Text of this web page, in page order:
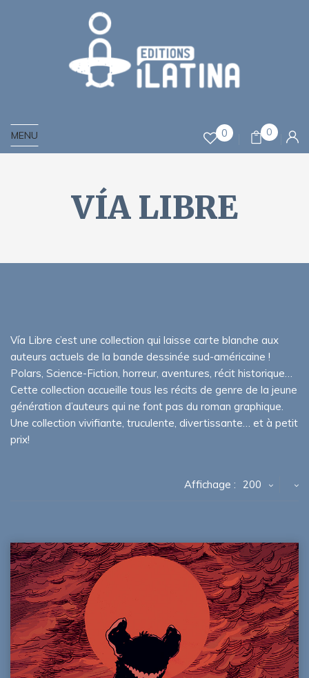
MENU 0 0
VÍA LIBRE
Vía Libre c’est une collection qui laisse carte blanche aux
auteurs actuels de la bande dessinée sud-américaine !
Polars, Science-Fiction, horreur, aventures, récit historique…
Cette collection accueille tous les récits de genre de la jeune
génération d’auteurs qui ne font pas du roman graphique.
Une collection vivifiante, truculente, divertissante… et à petit
prix!
Affichage : 200